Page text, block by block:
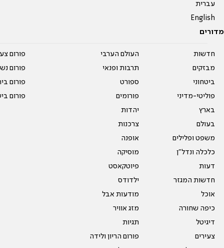
עברית
English
מדורים
חדשות
מבזקים
ביטחוני
פוליטי-מדיני
בארץ
בעולם
משפט ופלילים
כלכלה ונדל"ן
דעות
חדשות המגזר
אוכל
כיפה שחורה
דיגיטל
צעירים
העולם הערבי
תרבות ופנאי
ספורט
פורומים
יהדות
צרכנות
אופנה
מוסיקה
פיוטקאסט
ילדודס
מודעות אבל
מזג אוויר
תגיות
פורום הריון ולידה
פורום
פורום
פורום
פורום